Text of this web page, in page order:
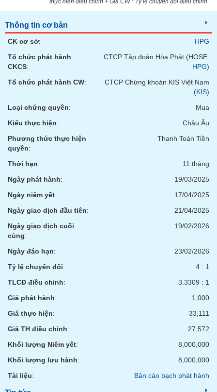
thực hiện điều chỉnh + Giá CW * Tỷ lệ chuyển đổi điều chỉnh
Thông tin cơ bản
CK cơ sở:
HPG
Tổ chức phát hành
CKCS:
CTCP Tập đoàn Hòa Phát (HOSE:
HPG)
Tổ chức phát hành CW:
CTCP Chứng khoán KIS Việt Nam
(KIS)
Loại chứng quyền:
Mua
Kiểu thực hiện:
Châu Âu
Phương thức thực hiện
quyền:
Thanh Toán Tiền
Thời hạn:
11 tháng
Ngày phát hành:
19/03/2025
Ngày niêm yết:
17/04/2025
Ngày giao dịch đầu tiên:
21/04/2025
Ngày giao dịch cuối
cùng:
19/02/2026
Ngày đáo hạn:
23/02/2026
Tỷ lệ chuyển đổi:
4 : 1
TLCĐ điều chỉnh:
3.3309 : 1
Giá phát hành:
1,000
Giá thực hiện:
33,111
Giá TH điều chỉnh:
27,572
Khối lượng Niêm yết:
8,000,000
Khối lượng lưu hành:
8,000,000
Tài liệu: Bản cáo bạch phát hành